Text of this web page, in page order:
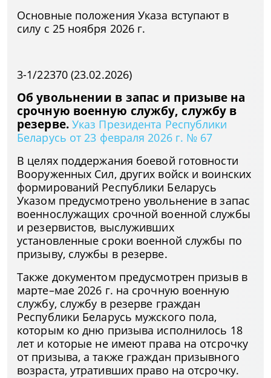
Основные положения Указа вступают в
силу с 25 ноября 2026 г.
3-1/22370 (23.02.2026)
Об увольнении в запас и призыве на
срочную военную службу, службу в
резерве. Указ Президента Республики
Беларусь от 23 февраля 2026 г. № 67
В целях поддержания боевой готовности
Вооруженных Сил, других войск и воинских
формирований Республики Беларусь
Указом предусмотрено увольнение в запас
военнослужащих срочной военной службы
и резервистов, выслуживших
установленные сроки военной службы по
призыву, службы в резерве.
Также документом предусмотрен призыв в
марте–мае 2026 г. на срочную военную
службу, службу в резерве граждан
Республики Беларусь мужского пола,
которым ко дню призыва исполнилось 18
лет и которые не имеют права на отсрочку
от призыва, а также граждан призывного
возраста, утративших право на отсрочку.